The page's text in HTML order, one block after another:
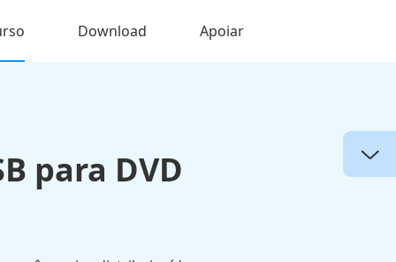
Download Apoiar
para DVD